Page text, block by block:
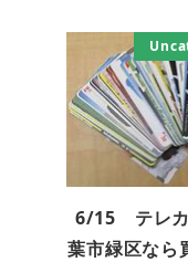
6/15 テレ
葉市緑区なら